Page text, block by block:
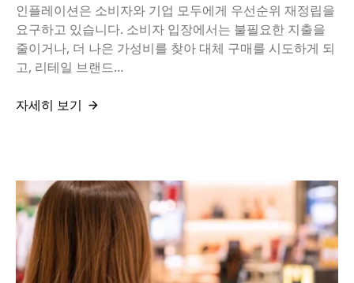
인플레이션은 소비자와 기업 모두에게 우선순위 재정립을
요구하고 있습니다. 소비자 입장에서는 불필요한 지출을
줄이거나, 더 나은 가성비를 찾아 대체 구매를 시도하게 되
고, 리테일 브랜드…
자세히 보기